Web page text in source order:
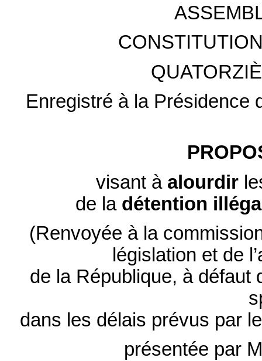
Enregistré à la Présidence
visant à alourdir
de la détention
(Renvoyée à la
législation et de
de la République, à défaut
dans les délais prévus par
présentée par